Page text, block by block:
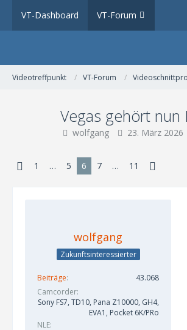
VT-Dashboard VT-Forum
Videotreffpunkt VT-Forum
Vegas gehört nun
wolfgang 23. März 2026
1 … 5 6 7 … 11
wolfgang
Zukunftsinteressierter
Beiträge
43.068
Camcorder
Sony FS7, TD10, Pana Z10000, GH4,
EVA1, Pocket 6K/PRo
NLE